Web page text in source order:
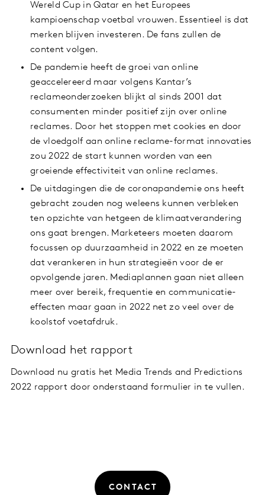
Wereld Cup in Qatar en het Europees
kampioenschap voetbal vrouwen. Essentieel is dat
merken blijven investeren. De fans zullen de
content volgen.
De pandemie heeft de groei van online
geaccelereerd maar volgens Kantar’s
reclameonderzoeken blijkt al sinds 2001 dat
consumenten minder positief zijn over online
reclames. Door het stoppen met cookies en door
de vloedgolf aan online reclame-format innovaties
zou 2022 de start kunnen worden van een
groeiende effectiviteit van online reclames.
De uitdagingen die de coronapandemie ons heeft
gebracht zouden nog weleens kunnen verbleken
ten opzichte van hetgeen de klimaatverandering
ons gaat brengen. Marketeers moeten daarom
focussen op duurzaamheid in 2022 en ze moeten
dat verankeren in hun strategieën voor de er
opvolgende jaren. Mediaplannen gaan niet alleen
meer over bereik, frequentie en communicatie-
effecten maar gaan in 2022 net zo veel over de
koolstof voetafdruk.
Download het rapport
Download nu gratis het Media Trends and Predictions
2022 rapport door onderstaand formulier in te vullen.
CONTACT